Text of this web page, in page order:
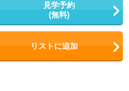
見学予約
(無料)
リストに追加